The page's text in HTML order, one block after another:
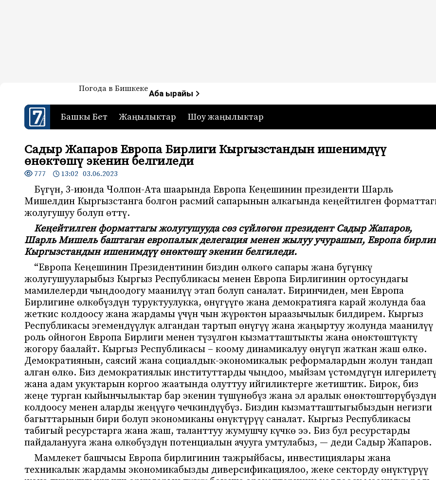
7-канал. Жаңылыктар — Кыргызстан
Жаңылыктар — Кыргызстан
Погода в БишкекеАба ырайы
Башкы Бет Жаңылыктар Шоу жаңылыктар
Садыр Жапаров Европа Бирлиги Кыргызстандын ишенимдүү
өнөктөшү экенин белгиледи
777 13:02 03.06.2023
Бүгүн, 3-июнда Чолпон-Ата шаарында Европа Кеңешинин президенти Шарль
Мишелдин Кыргызстанга болгон расмий сапарынын алкагында кеңейтилген
жолугушуу болуп өттү.
Кеңейтилген форматтагы жолугушууда сөз сүйлөгөн президент Садыр Жапаров,
Шарль Мишель баштаган европалык делегация менен жылуу учурашып, Европа
Кыргызстандын ишенимдүү өнөктөшү экенин белгиледи.
“Европа Кеңешинин Президентинин биздин өлкөгө сапары жана бүгүнкү
жолугушууларыбыз Кыргыз Республикасы менен Европа Бирлигинин ортосундагы
мамилелерди чыңдоодогу маанилүү этап болуп саналат. Биринчиден, мен Европа
Бирлигине өлкөбүздүн туруктуулукка, өнүгүүгө жана демократияга карай жолунда баа
жеткис колдоосу жана жардамы үчүн чын жүрөктөн ыраазычылык билдирем. Кыргыз
Республикасы эгемендүүлүк алгандан тартып өнүгүү жана жаңыртуу жолунда маанилүү
роль ойногон Европа Бирлиги менен түзүлгөн кызматташтыкты жана өнөктөштүктү
жогору баалайт. Кыргыз Республикасы – коому динамикалуу өнүгүп жаткан жаш өлкө.
Демократиянын, саясий жана социалдык-экономикалык реформалардын жолун тандап
алган өлкө. Биз демократиялык институттарды чыңдоо, мыйзам үстөмдүгүн
жана адам укуктарын коргоо жаатында олуттуу ийгиликтерге жетиштик. Бирок, биз
жеңе турган кыйынчылыктар бар экенин түшүнөбүз жана эл аралык өнөктөштөрүбүздүн
колдоосу менен аларды жеңүүгө чечкиндүүбүз. Биздин кызматташтыгыбыздын негизги
багыттарынын бири болуп экономиканы өнүктүрүү саналат. Кыргыз Республикасы
табигый ресурстарга жана жаш, таланттуу жумушчу күчкө ээ. Биз бул ресурстарды
пайдаланууга жана өлкөбүздүн потенциалын ачууга умтулабыз, — деди Садыр Жапаров.
Мамлекет башчысы Европа бирлигинин тажрыйбасы, инвестициялары жана
техникалык жардамы экономикабызды диверсификациялоо, жеке секторду өнүктүрүү